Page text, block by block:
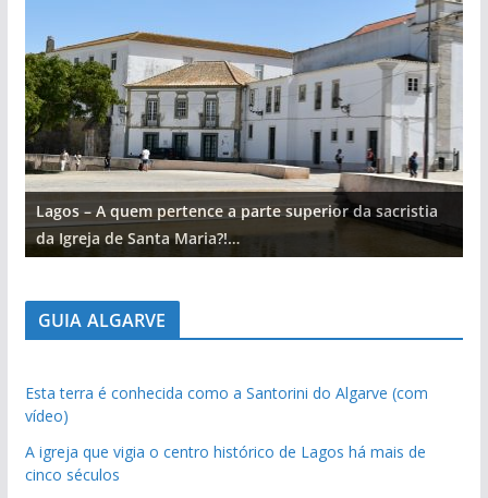
Lagos – A quem pertence a parte superior da sacristia
da Igreja de Santa Maria?!…
GUIA ALGARVE
Esta terra é conhecida como a Santorini do Algarve (com
vídeo)
A igreja que vigia o centro histórico de Lagos há mais de
cinco séculos